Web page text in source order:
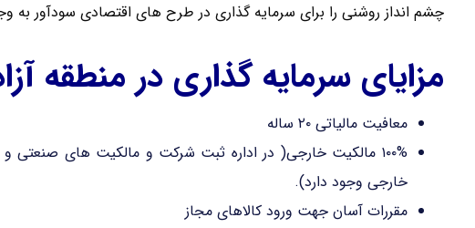
چشم انداز روشنی را برای سرمایه گذاری در طرح های اقتصادی سودآور به
مزایای سرمایه گذاری در منطقه
معافیت مالیاتی ۲۰ ساله
خارجی وجود دارد).
مقررات آسان جهت ورود کالاهای مجاز